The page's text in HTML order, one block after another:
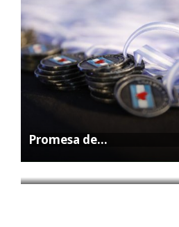
Promesa de…